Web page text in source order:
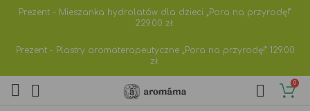
Prezent - Mieszanka hydrolatów dla dzieci „Pora na przyrodę!”
229.00 zł.
Prezent - Plastry aromaterapeutyczne „Pora na przyrodę!” 129.00
zł.
  0
